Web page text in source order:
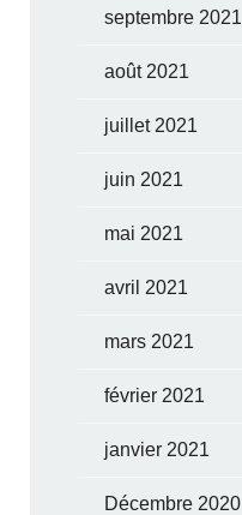
septembre 2021
août 2021
juillet 2021
juin 2021
mai 2021
avril 2021
mars 2021
février 2021
janvier 2021
Décembre 2020